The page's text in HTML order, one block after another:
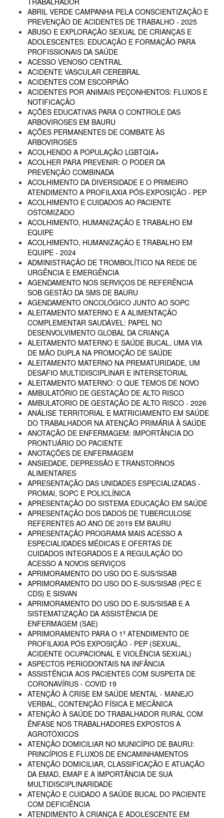
ABRIL VERDE CAMPANHA PELA CONSCIENTIZAÇÃO E
PREVENÇÃO DE ACIDENTES DE TRABALHO - 2025
ABUSO E EXPLORAÇÃO SEXUAL DE CRIANÇAS E
ADOLESCENTES: EDUCAÇÃO E FORMAÇÃO PARA
PROFISSIONAIS DA SAÚDE
ACESSO VENOSO CENTRAL
ACIDENTE VASCULAR CEREBRAL
ACIDENTES COM ESCORPIÃO
ACIDENTES POR ANIMAIS PEÇONHENTOS: FLUXOS E
NOTIFICAÇÃO
AÇÕES EDUCATIVAS PARA O CONTROLE DAS
ARBOVIROSES EM BAURU
AÇÕES PERMANENTES DE COMBATE ÀS
ARBOVIROSES
ACOLHENDO A POPULAÇÃO LGBTQIA+
ACOLHER PARA PREVENIR: O PODER DA
PREVENÇÃO COMBINADA
ACOLHIMENTO DA DIVERSIDADE E O PRIMEIRO
ATENDIMENTO A PROFILAXIA PÓS-EXPOSIÇÃO - PEP
ACOLHIMENTO E CUIDADOS AO PACIENTE
OSTOMIZADO
ACOLHIMENTO, HUMANIZAÇÃO E TRABALHO EM
EQUIPE
ACOLHIMENTO, HUMANIZAÇÃO E TRABALHO EM
EQUIPE - 2024
ADMINISTRAÇÃO DE TROMBOLÍTICO NA REDE DE
URGÊNCIA E EMERGÊNCIA
AGENDAMENTO NOS SERVIÇOS DE REFERÊNCIA
SOB GESTÃO DA SMS DE BAURU
AGENDAMENTO ONCOLÓGICO JUNTO AO SOPC
ALEITAMENTO MATERNO E A ALIMENTAÇÃO
COMPLEMENTAR SAUDÁVEL: PAPEL NO
DESENVOLVIMENTO GLOBAL DA CRIANÇA
ALEITAMENTO MATERNO E SAÚDE BUCAL, UMA VIA
DE MÃO DUPLA NA PROMOÇÃO DE SAÚDE
ALEITAMENTO MATERNO NA PREMATURIDADE, UM
DESAFIO MULTIDISCIPLINAR E INTERSETORIAL
ALEITAMENTO MATERNO: O QUE TEMOS DE NOVO
AMBULATÓRIO DE GESTAÇÃO DE ALTO RISCO
AMBULATORIO DE GESTAÇÃO DE ALTO RISCO - 2026
ANÁLISE TERRITORIAL E MATRICIAMENTO EM SAÚDE
DO TRABALHADOR NA ATENÇÃO PRIMÁRIA À SAÚDE
ANOTAÇÃO DE ENFERMAGEM: IMPORTÂNCIA DO
PRONTUÁRIO DO PACIENTE
ANOTAÇÕES DE ENFERMAGEM
ANSIEDADE, DEPRESSÃO E TRANSTORNOS
ALIMENTARES
APRESENTAÇÃO DAS UNIDADES ESPECIALIZADAS -
PROMAI, SOPC E POLICLÍNICA
APRESENTAÇÃO DO SISTEMA EDUCAÇÃO EM SAÚDE
APRESENTAÇÃO DOS DADOS DE TUBERCULOSE
REFERENTES AO ANO DE 2019 EM BAURU
APRESENTAÇÃO PROGRAMA MAIS ACESSO A
ESPECIALIDADES MÉDICAS E OFERTAS DE
CUIDADOS INTEGRADOS E A REGULAÇÃO DO
ACESSO A NOVOS SERVIÇOS
APRIMORAMENTO DO USO DO E-SUS/SISAB
APRIMORAMENTO DO USO DO E-SUS/SISAB (PEC E
CDS) E SISVAN
APRIMORAMENTO DO USO DO E-SUS/SISAB E A
SISTEMATIZAÇÃO DA ASSISTÊNCIA DE
ENFERMAGEM (SAE)
APRIMORAMENTO PARA O 1º ATENDIMENTO DE
PROFILAXIA PÓS EXPOSIÇÃO - PEP (SEXUAL,
ACIDENTE OCUPACIONAL E VIOLÊNCIA SEXUAL)
ASPECTOS PERIODONTAIS NA INFÂNCIA
ASSISTÊNCIA AOS PACIENTES COM SUSPEITA DE
CORONAVÍRUS - COVID 19
ATENÇÃO À CRISE EM SAÚDE MENTAL - MANEJO
VERBAL, CONTENÇÃO FÍSICA E MECÂNICA
ATENÇÃO À SAÚDE DO TRABALHADOR RURAL COM
ÊNFASE NOS TRABALHADORES EXPOSTOS A
AGROTÓXICOS
ATENÇÃO DOMICILIAR NO MUNICÍPIO DE BAURU:
PRINCÍPIOS E FLUXOS DE ENCAMINHAMENTOS
ATENÇÃO DOMICILIAR, CLASSIFICAÇÃO E ATUAÇÃO
DA EMAD, EMAP E A IMPORTÂNCIA DE SUA
MULTIDISCIPLINARIDADE
ATENÇÃO E CUIDADO A SAÚDE BUCAL DO PACIENTE
COM DEFICIÊNCIA
ATENDIMENTO À CRIANÇA E ADOLESCENTE EM